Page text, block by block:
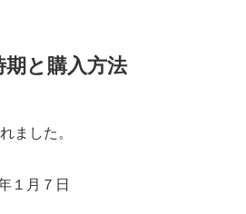
と購入方法
ました。
１月７日